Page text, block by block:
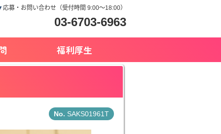
応募・お問い合わせ（受付時間 9:00～18:00）
03-6703-6963
福利厚生
SAKS01961T